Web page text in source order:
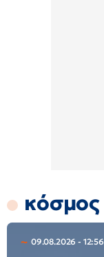
κόσμος
09.08.2026 - 12:56